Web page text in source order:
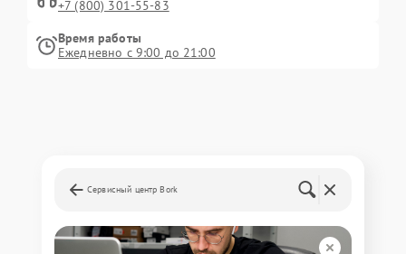
+7 (800) 301-55-83
Время работы
Ежедневно с 9:00 до 21:00
Сервисный центр Bork